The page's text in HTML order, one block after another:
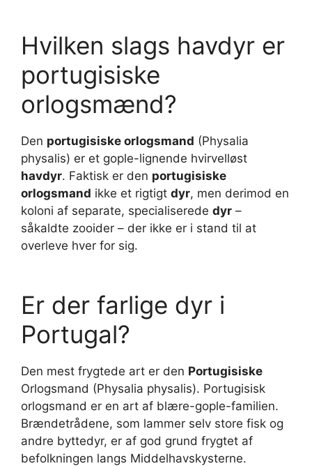
Hvilken slags havdyr er
portugisiske
orlogsmænd?
Den portugisiske orlogsmand (Physalia
physalis) er et gople-lignende hvirvelløst
havdyr. Faktisk er den portugisiske
orlogsmand ikke et rigtigt dyr, men derimod en
koloni af separate, specialiserede dyr –
såkaldte zooider – der ikke er i stand til at
overleve hver for sig.
Er der farlige dyr i
Portugal?
Den mest frygtede art er den Portugisiske
Orlogsmand (Physalia physalis). Portugisisk
orlogsmand er en art af blære-gople-familien.
Brændetrådene, som lammer selv store fisk og
andre byttedyr, er af god grund frygtet af
befolkningen langs Middelhavskysterne.